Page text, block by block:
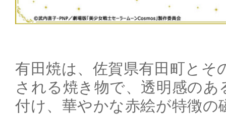
有田焼は、佐賀県有田町とそ
される焼き物で、透明感のあ
付け、華やかな赤絵が特徴の